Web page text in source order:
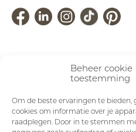
Beheer cookie
toestemming
Om de beste ervaringen te bieden,
cookies om informatie over je
raadplegen. Door in te stemmen